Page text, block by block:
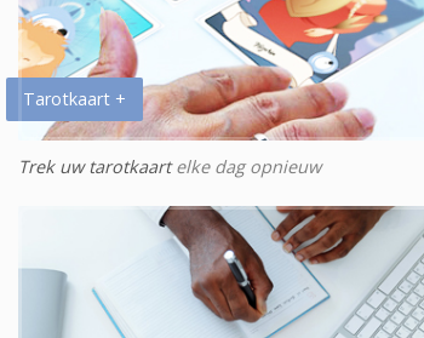
Tarotkaart +
Trek uw tarotkaartelke dag opnieuw